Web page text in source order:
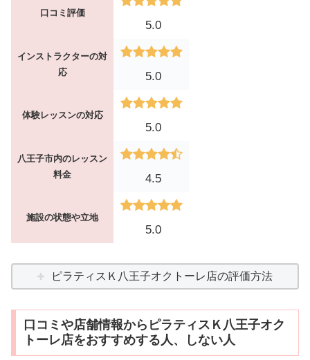
口コミ評価
5.0
インストラクターの対
応
5.0
体験レッスンの対応
5.0
八王子市内のレッスン
料金
4.5
施設の状態や立地
5.0
ピラティスＫ八王子オクトーレ店の評価方法
口コミや店舗情報からピラティスＫ八王子オク
トーレ店をおすすめする人、しない人